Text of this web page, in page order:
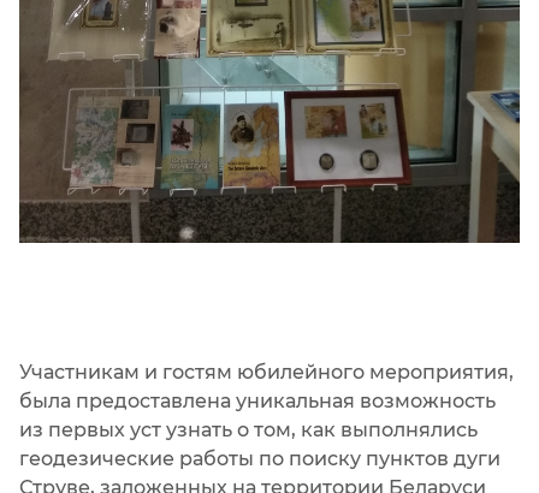
Участникам и гостям юбилейного мероприятия,
была предоставлена уникальная возможность
из первых уст узнать о том, как выполнялись
геодезические работы по поиску пунктов дуги
Струве, заложенных на территории Беларуси